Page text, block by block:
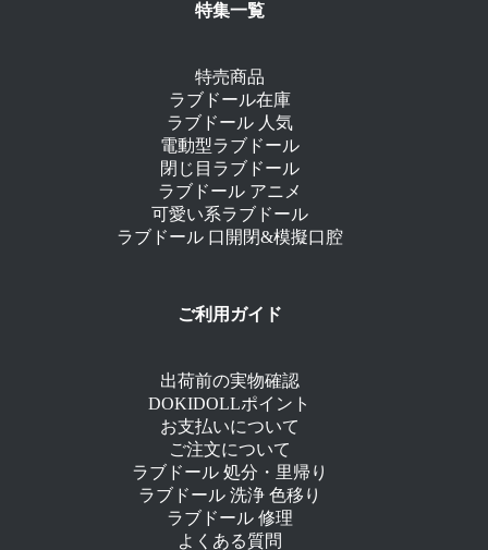
特集一覧
特売商品
ラブドール在庫
ラブドール 人気
電動型ラブドール
閉じ目ラブドール
ラブドール アニメ
可愛い系ラブドール
ラブドール 口開閉&模擬口腔
ご利用ガイド
出荷前の実物確認
DOKIDOLLポイント
お支払いについて
ご注文について
ラブドール 処分・里帰り
ラブドール 洗浄 色移り
ラブドール 修理
よくある質問